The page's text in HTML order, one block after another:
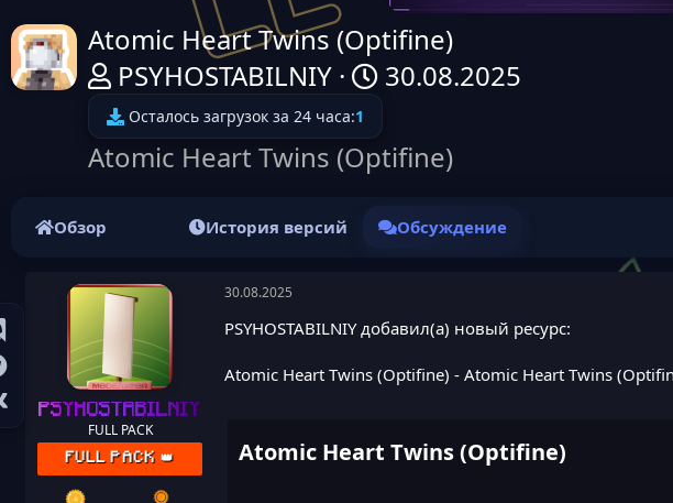
Atomic Heart Twins (Optifine)
А
в
т
е
м
ы
PSYHOSTABILNIY
Д
т
н
а
а
л
30.08.2025
Осталось загрузок за 24 часа:1
Atomic Heart Twins (Optifine)
Обзор История версий Обсуждение
PSYHOSTABILNIY
FULL PACK
FULL PACK 👑
30.08.2025
PSYHOSTABILNIY добавил(а) новый ресурс:
Atomic Heart Twins (Optifine) - Atomic Heart Twins
Atomic Heart Twins (Optifine)​